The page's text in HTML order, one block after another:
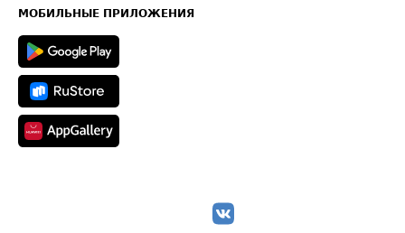
Техническая информация
МОБИЛЬНЫЕ ПРИЛОЖЕНИЯ